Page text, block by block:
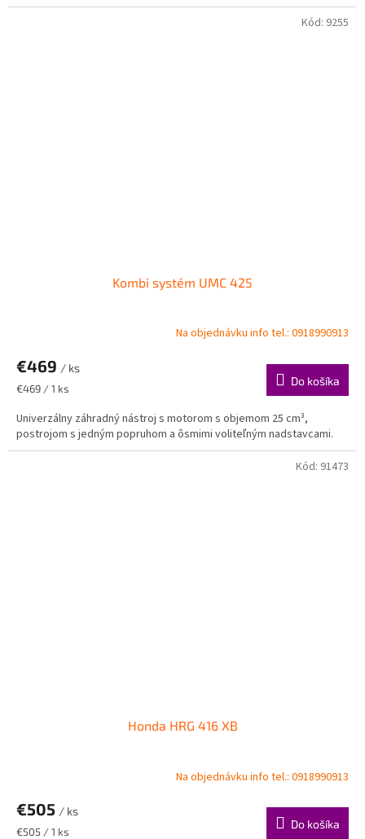
Kombi systém UMC 425
Na objednávku info tel.: 0918990913
€469 / ks
Jednotková
€469 / 1 ks
Do košíka
Univerzálny záhradný nástroj s motorom s objemom 25 cm³,
postrojom s jedným popruhom a ôsmimi voliteľným nadstavcami.
Kód: 9255
Honda HRG 416 XB
Na objednávku info tel.: 0918990913
€505 / ks
Jednotková
€505 / 1 ks
Do košíka
Kód: 91473